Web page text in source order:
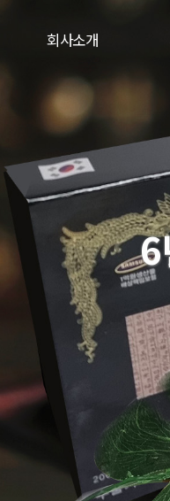
회사소개
6